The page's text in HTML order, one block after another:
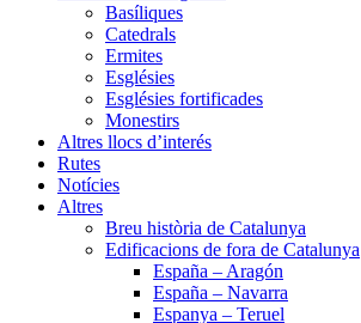
Basíliques
Catedrals
Ermites
Esglésies
Esglésies fortificades
Monestirs
Altres llocs d’interés
Rutes
Notícies
Altres
Breu història de Catalunya
Edificacions de fora de Catalunya
España – Aragón
España – Navarra
Espanya – Teruel